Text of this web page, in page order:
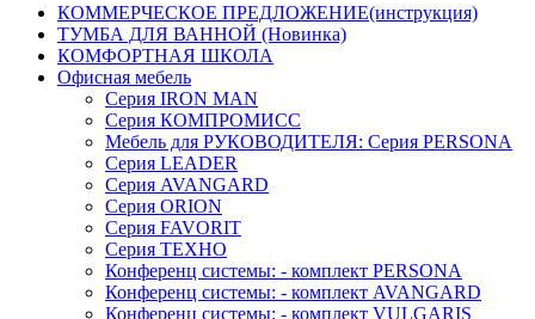
КОММЕРЧЕСКОЕ ПРЕДЛОЖЕНИЕ(инструкция)
ТУМБА ДЛЯ ВАННОЙ (Новинка)
КОМФОРТНАЯ ШКОЛА
Офисная мебель
Серия IRON MAN
Серия КОМПРОМИСС
Мебель для РУКОВОДИТЕЛЯ: Серия PERSONA
Серия LEADER
Серия AVANGARD
Серия ORION
Серия FAVORIT
Серия ТЕХНО
Конференц системы: - комплект PERSONA
Конференц системы: - комплект AVANGARD
Конференц системы: - комплект VULGARIS